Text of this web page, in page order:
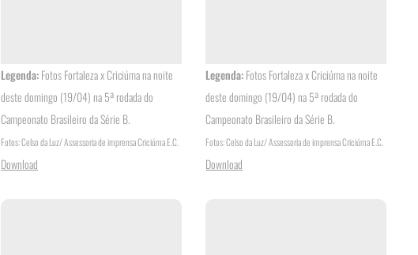
Legenda:Fotos Fortaleza x Criciúma na noite
deste domingo (19/04) na 5ª rodada do
Campeonato Brasileiro da Série B.
Fotos: Celso da Luz/ Assessoria de imprensa Criciúma E.C.
Download
Legenda:Fotos Fortaleza x Criciúma na noite
deste domingo (19/04) na 5ª rodada do
Campeonato Brasileiro da Série B.
Fotos: Celso da Luz/ Assessoria de imprensa Criciúma E.C.
Download